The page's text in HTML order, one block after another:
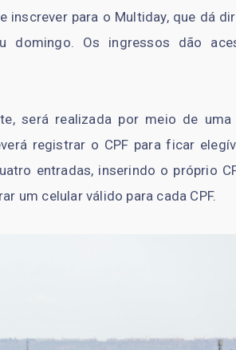
inscrever para o Multiday, que dá
domingo. Os ingressos dão
será realizada por meio de uma
registrar o CPF para ficar
entradas, inserindo o próprio
um celular válido para cada CPF.